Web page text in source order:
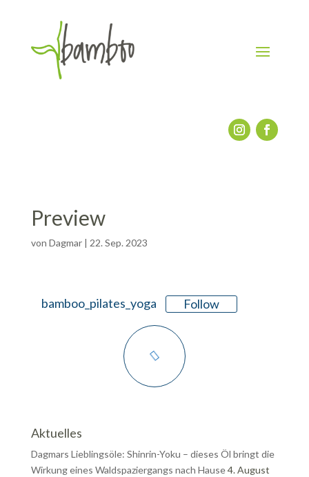
Preview
von Dagmar| 22. Sep. 2023
bamboo_pilates_yoga Follow
Aktuelles
Dagmars Lieblingsöle: Shinrin-Yoku – dieses Öl bringt die
Wirkung eines Waldspaziergangs nach Hause4. August